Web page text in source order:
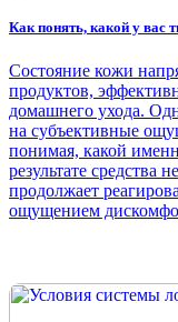
Как понять, какой у вас
Состояние кожи
продуктов,
домашнего ухода.
на субъективные
понимая, какой
результате средства
продолжает
ощущением